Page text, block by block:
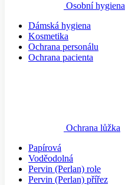
Osobní hygiena
Dámská hygiena
Kosmetika
Ochrana personálu
Ochrana pacienta
Ochrana lůžka
Papírová
Voděodolná
Pervin (Perlan) role
Pervin (Perlan) přířez